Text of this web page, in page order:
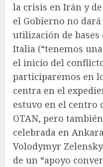
la crisis en Irán y
el Gobierno no
utilización de bases
Italia (“tenemos
el inicio del
participaremos en
centra en el
estuvo en el centro
OTAN, pero
celebrada en
Volodymyr
de un “apoyo